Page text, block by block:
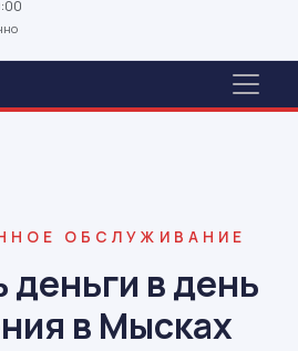
ОБСЛУЖИВАНИЕ
деньги в день
в Мысках